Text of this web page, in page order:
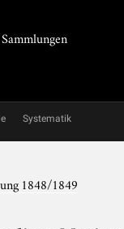
Systematik
1848/1849